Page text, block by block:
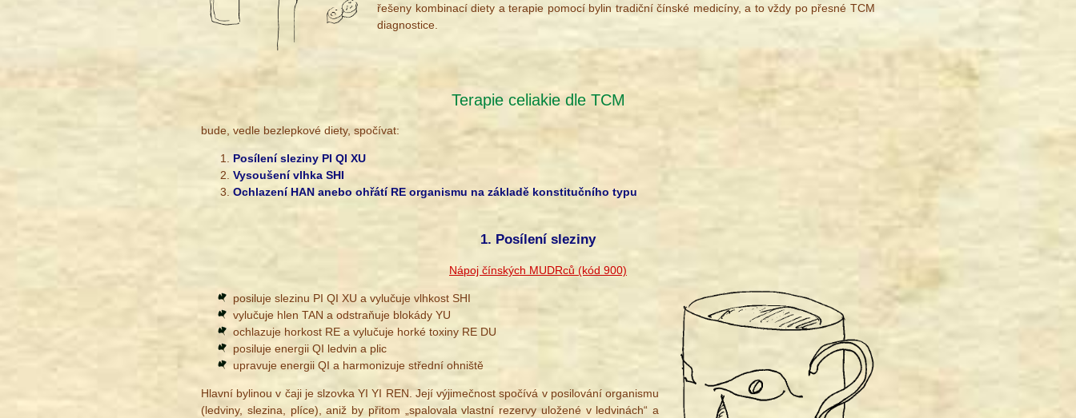
řešeny kombinací diety a terapie pomocí bylin tradiční čínské medicíny, a to vždy po přesné TCM
diagnostice.
Terapie celiakie dle TCM
bude, vedle bezlepkové diety, spočívat:
Posílení sleziny PI QI XU
Vysoušení vlhka SHI
Ochlazení HAN anebo ohřátí RE organismu na základě konstitučního typu
1. Posílení sleziny
Nápoj čínských MUDRců (kód 900)
posiluje slezinu PI QI XU a vylučuje vlhkost SHI
vylučuje hlen TAN a odstraňuje blokády YU
ochlazuje horkost RE a vylučuje horké toxiny RE DU
posiluje energii QI ledvin a plic
upravuje energii QI a harmonizuje střední ohniště
Hlavní bylinou v čaji je slzovka YI YI REN. Její výjimečnost spočívá v posilování organismu
(ledviny, slezina, plíce), aniž by přitom „spalovala vlastní rezervy uložené v ledvinách“ a